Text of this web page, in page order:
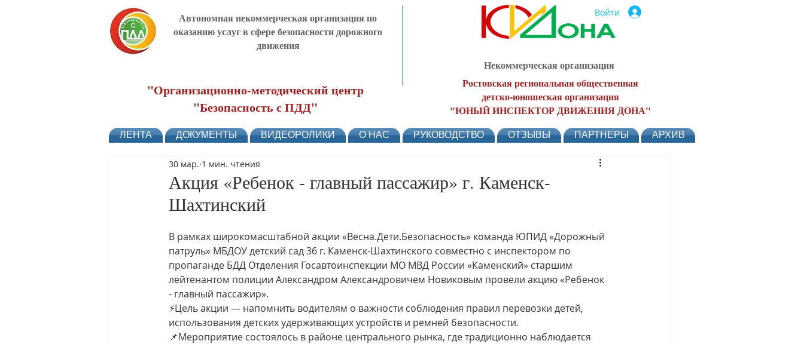
Автономная некоммерческая организация по
оказанию услуг в сфере безопасности дорожного
движения
"Организационно-методический центр
"Безопасность с ПДД"
Войти
Некоммерческая организация
Ростовская региональная общественная
детско-юношеская организация
"ЮНЫЙ ИНСПЕКТОР ДВИЖЕНИЯ ДОНА"
ЛЕНТА ДОКУМЕНТЫ ВИДЕОРОЛИКИ О НАС РУКОВОДСТВО ОТЗЫВЫ ПАРТНЕРЫ АРХИВ
Акция «Ребенок - главный пассажир» г. Каменск-
Шахтинский
30 мар. 1 мин. чтения
В рамках широкомасштабной акции «Весна.Дети.Безопасность» команда ЮПИД «Дорожный
патруль» МБДОУ детский сад 36 г. Каменск-Шахтинского совместно с инспектором по
пропаганде БДД Отделения Госавтоинспекции МО МВД России «Каменский» старшим
лейтенантом полиции Александром Александровичем Новиковым провели акцию «Ребенок
- главный пассажир».
⚡️Цель акции — напомнить водителям о важности соблюдения правил перевозки детей,
использования детских удерживающих устройств и ремней безопасности.
📌Мероприятие состоялось в районе центрального рынка, где традиционно наблюдается